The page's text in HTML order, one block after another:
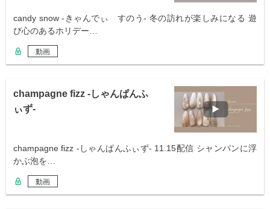
candy snow -きゃんでぃ すのう- 冬の訪れが楽しみになる 遊
び心のあるホリデー…
動画
champagne fizz -しゃんぱんふ
ぃず-
champagne fizz -しゃんぱんふぃず- 11.15配信 シャンパンに浮
かぶ泡を…
動画